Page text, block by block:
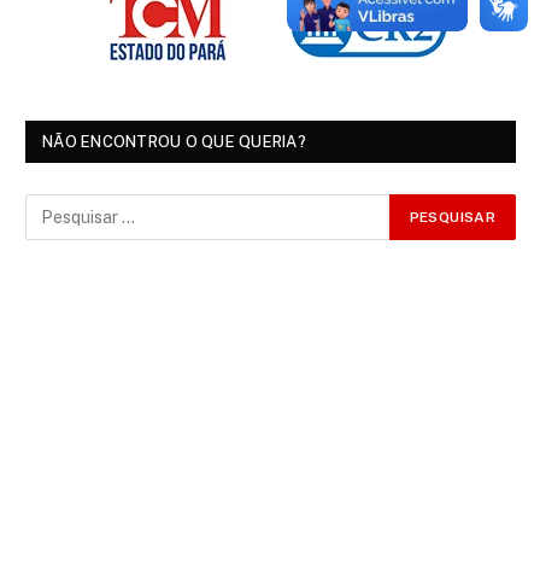
NÃO ENCONTROU O QUE QUERIA?